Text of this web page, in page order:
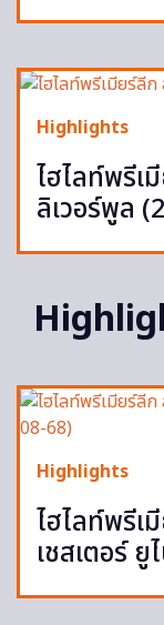
Highlights
ไฮไลท์พรีเ
ลิเวอร์พูล
Highlights
ไฮไลท์พรี
เชสเตอร์